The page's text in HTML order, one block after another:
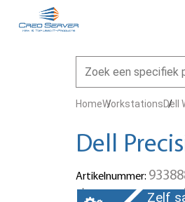
HomeWorkstationsDell
Dell
Artikelnummer:
Zelf